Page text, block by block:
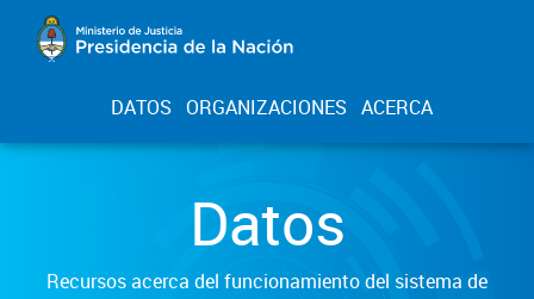
DATOS ORGANIZACIONES ACERCA
Datos
Recursos acerca del funcionamiento del sistema de